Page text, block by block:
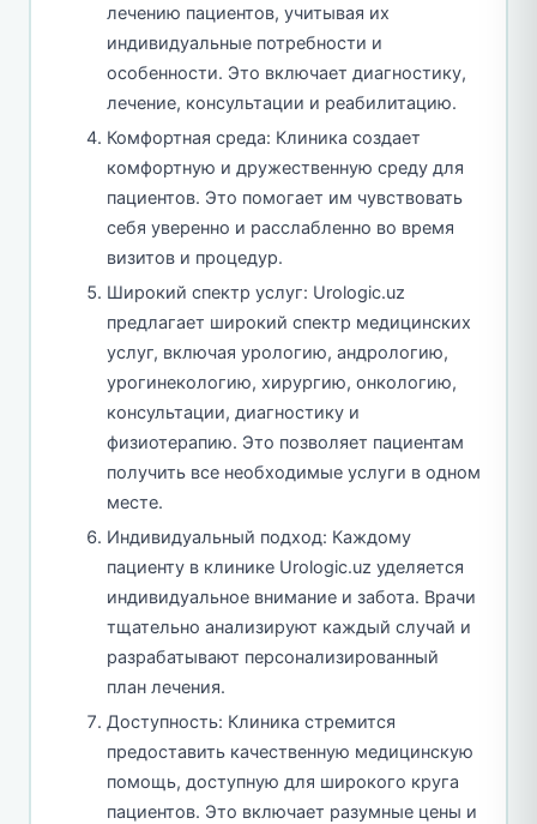
лечению пациентов, учитывая их
индивидуальные потребности и
особенности. Это включает диагностику,
лечение, консультации и реабилитацию.
Комфортная среда: Клиника создает
комфортную и дружественную среду для
пациентов. Это помогает им чувствовать
себя уверенно и расслабленно во время
визитов и процедур.
Широкий спектр услуг: Urologic.uz
предлагает широкий спектр медицинских
услуг, включая урологию, андрологию,
урогинекологию, хирургию, онкологию,
консультации, диагностику и
физиотерапию. Это позволяет пациентам
получить все необходимые услуги в одном
месте.
Индивидуальный подход: Каждому
пациенту в клинике Urologic.uz уделяется
индивидуальное внимание и забота. Врачи
тщательно анализируют каждый случай и
разрабатывают персонализированный
план лечения.
Доступность: Клиника стремится
предоставить качественную медицинскую
помощь, доступную для широкого круга
пациентов. Это включает разумные цены и